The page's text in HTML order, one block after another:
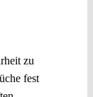
zu
fest